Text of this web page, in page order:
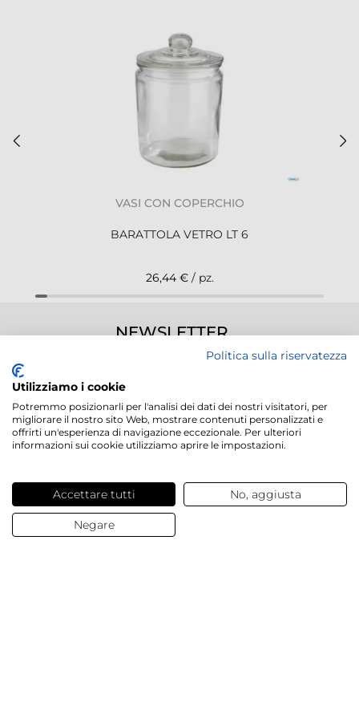
VASI CON COPERCHIO
BARATTOLA VETRO LT 6
26,44 € / pz.
NEWSLETTER
Servizi offerti
Chi siamo
Politica sulla riservatezza
Utilizziamo i cookie
Potremmo posizionarli per l'analisi dei dati dei nostri visitatori, per
migliorare il nostro sito Web, mostrare contenuti personalizzati e
offrirti un'esperienza di navigazione eccezionale. Per ulteriori
informazioni sui cookie utilizziamo aprire le impostazioni.
Accettare tutti No, aggiusta
Negare